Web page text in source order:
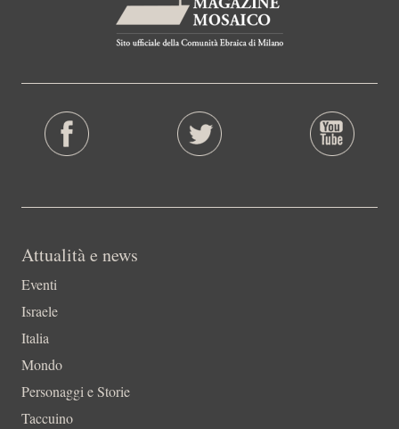
Attualità e news
Eventi
Israele
Italia
Mondo
Personaggi e Storie
Taccuino